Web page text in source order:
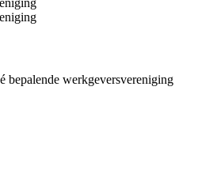
bepalende werkgeversvereniging